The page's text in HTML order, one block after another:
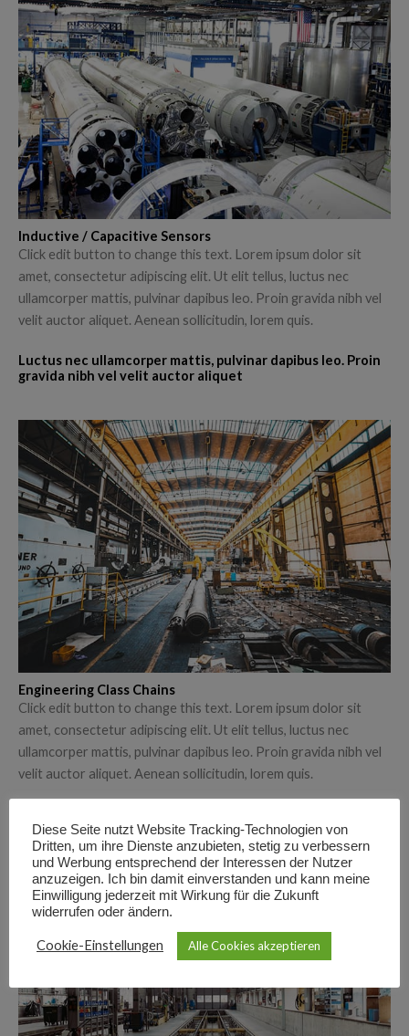
Inductive / Capacitive Sensors
Click edit button to change this text. Lorem ipsum dolor sit
amet, consectetur adipiscing elit. Ut elit tellus, luctus nec
ullamcorper mattis, pulvinar dapibus leo. Proin gravida nibh vel
velit auctor aliquet. Aenean sollicitudin, lorem quis.
Luctus nec ullamcorper mattis, pulvinar dapibus leo. Proin
gravida nibh vel velit auctor aliquet
Engineering Class Chains
Click edit button to change this text. Lorem ipsum dolor sit
amet, consectetur adipiscing elit. Ut elit tellus, luctus nec
ullamcorper mattis, pulvinar dapibus leo. Proin gravida nibh vel
velit auctor aliquet. Aenean sollicitudin, lorem quis.
gravida nibh vel velit auctor aliquet
Diese Seite nutzt Website Tracking-Technologien von
Dritten, um ihre Dienste anzubieten, stetig zu verbessern
und Werbung entsprechend der Interessen der Nutzer
anzuzeigen. Ich bin damit einverstanden und kann meine
Einwilligung jederzeit mit Wirkung für die Zukunft
widerrufen oder ändern.
Cookie-Einstellungen Alle Cookies akzeptieren